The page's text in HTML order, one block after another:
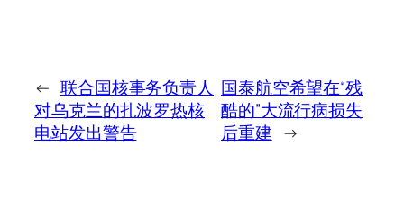
← 联合国核事务负责人
对乌克兰的扎波罗热核
电站发出警告
国泰航空希望在“残
酷的”大流行病损失
后重建 →